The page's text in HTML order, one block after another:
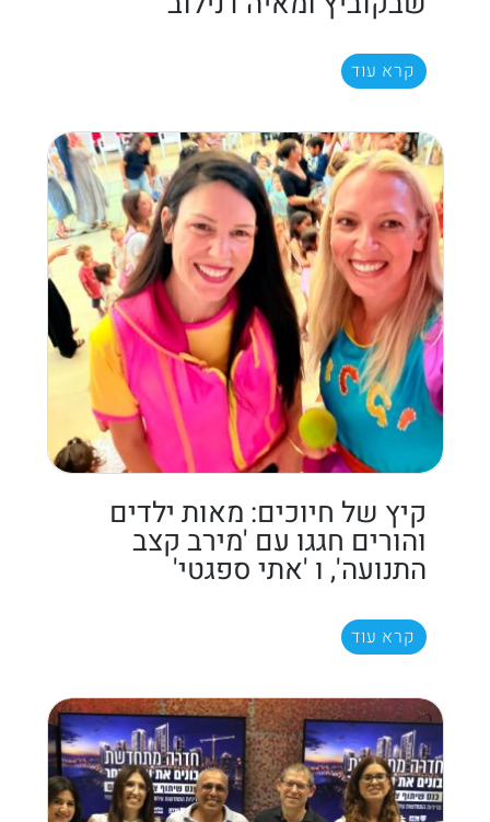
קרא עוד
קיץ של חיוכים: מאות ילדים
והורים חגגו עם 'מירב קצב
התנועה', ו 'אתי ספגטי'
קרא עוד